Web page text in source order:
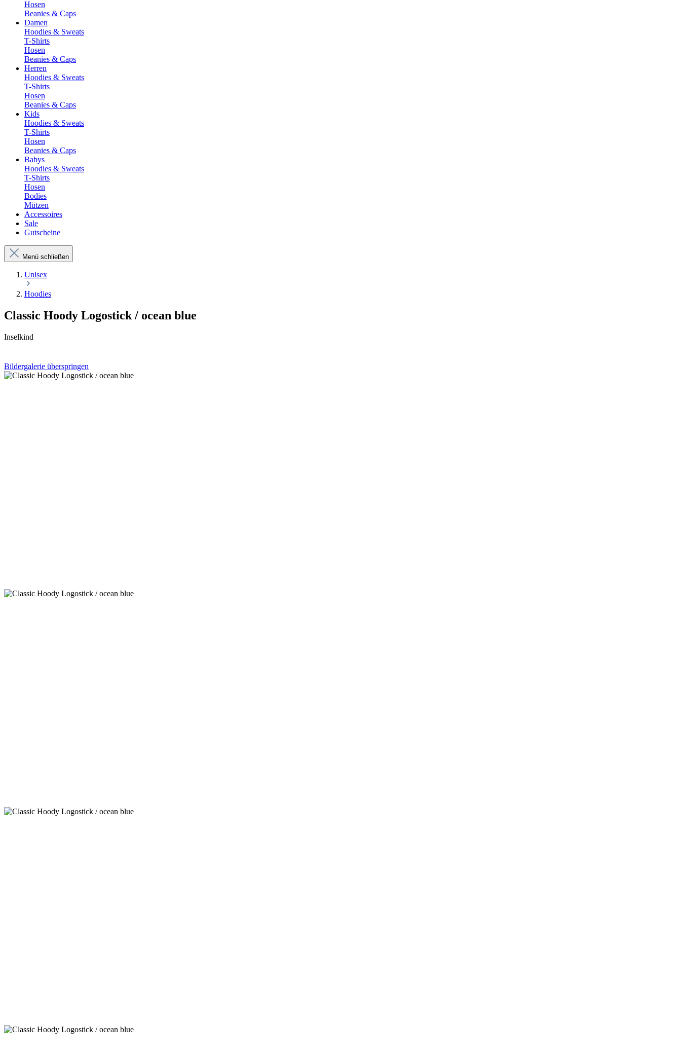
Hosen
Beanies & Caps
Damen
Hoodies & Sweats
T-Shirts
Hosen
Beanies & Caps
Herren
Hoodies & Sweats
T-Shirts
Hosen
Beanies & Caps
Kids
Hoodies & Sweats
T-Shirts
Hosen
Beanies & Caps
Babys
Hoodies & Sweats
T-Shirts
Hosen
Bodies
Mützen
Accessoires
Sale
Gutscheine
Menü schließen
Unisex
Hoodies
Classic Hoody Logostick / ocean blue
Inselkind
Bildergalerie überspringen